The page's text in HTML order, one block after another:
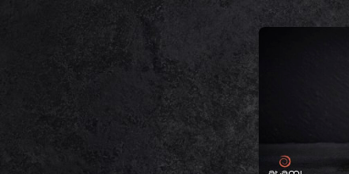
Hosomaki
Rispapir
Gunkan